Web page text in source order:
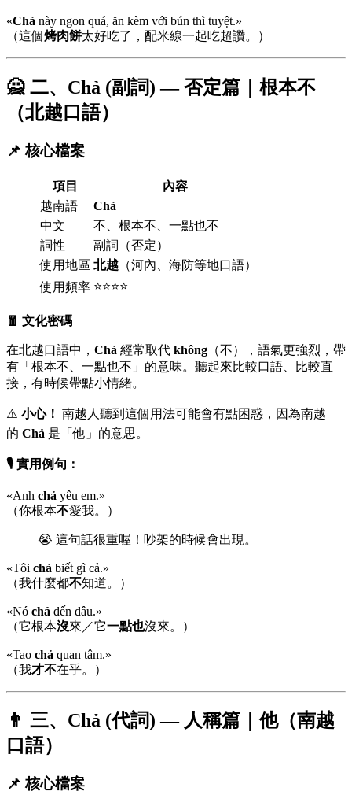
«Chả này ngon quá, ăn kèm với bún thì tuyệt.»
（這個烤肉餅太好吃了，配米線一起吃超讚。）
🙅 二、Chả (副詞) — 否定篇｜根本不
（北越口語）
📌 核心檔案
項目
內容
越南語
Chả
中文
不、根本不、一點也不
詞性
副詞（否定）
使用地區 北越 （河內、海防等地口語）
使用頻率 ⭐⭐⭐⭐
🧧 文化密碼
在北越口語中， Chả 經常取代 không （不），語氣更強烈，帶
有「根本不、一點也不」的意味。聽起來比較口語、比較直
接，有時候帶點小情緒。
⚠️ 小心！ 南越人聽到這個用法可能會有點困惑，因為南越
的 Chả 是「他」的意思。
🎙️ 實用例句：
«Anh chả yêu em.»
（你根本不愛我。）
😭 這句話很重喔！吵架的時候會出現。
«Tôi chả biết gì cả.»
（我什麼都不知道。）
«Nó chả đến đâu.»
（它根本沒來／它一點也沒來。）
«Tao chả quan tâm.»
（我才不在乎。）
👨 三、Chả (代詞) — 人稱篇｜他（南越
口語）
📌 核心檔案